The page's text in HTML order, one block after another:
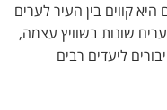
קווים בין העיר לערים
ערים שונות בשוויץ עצמה,
ליעדים רבים